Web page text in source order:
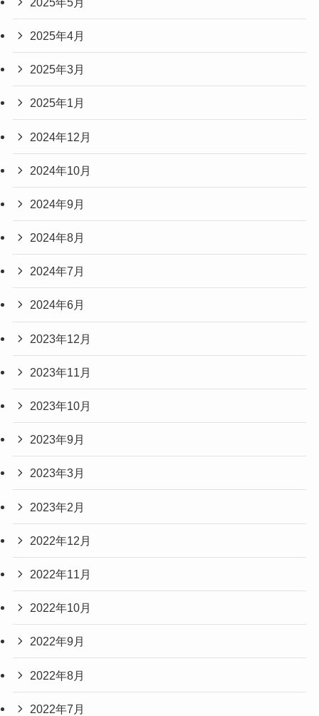
2025年4月
2025年3月
2025年1月
2024年12月
2024年10月
2024年9月
2024年8月
2024年7月
2024年6月
2023年12月
2023年11月
2023年10月
2023年9月
2023年3月
2023年2月
2022年12月
2022年11月
2022年10月
2022年9月
2022年8月
2022年7月